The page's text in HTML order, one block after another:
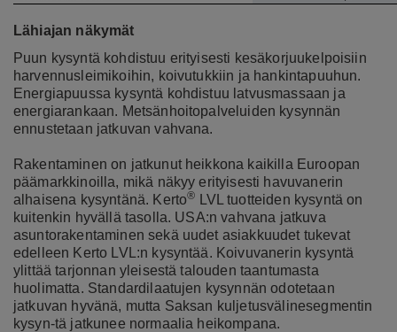
Lähiajan näkymät
Puun kysyntä kohdistuu erityisesti kesäkorjuukelpoisiin
harvennusleimikoihin, koivutukkiin ja hankintapuuhun.
Energiapuussa kysyntä kohdistuu latvusmassaan ja
energiarankaan. Metsänhoitopalveluiden kysynnän
ennustetaan jatkuvan vahvana.
Rakentaminen on jatkunut heikkona kaikilla Euroopan
päämarkkinoilla, mikä näkyy erityisesti havuvanerin
alhaisena kysyntänä. Kerto®
LVL tuotteiden kysyntä on
kuitenkin hyvällä tasolla. USA:n vahvana jatkuva
asuntorakentaminen sekä uudet asiakkuudet tukevat
edelleen Kerto LVL:n kysyntää. Koivuvanerin kysyntä
ylittää tarjonnan yleisestä talouden taantumasta
huolimatta. Standardilaatujen kysynnän odotetaan
jatkuvan hyvänä, mutta Saksan kuljetusvälinesegmentin
kysyn-tä jatkunee normaalia heikompana.